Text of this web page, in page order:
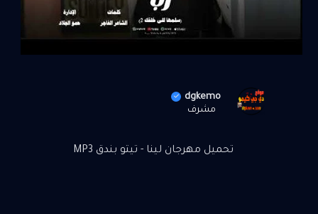
dgkemo
مشرف
تحميل مهرجان لينا - تيتو بندق MP3